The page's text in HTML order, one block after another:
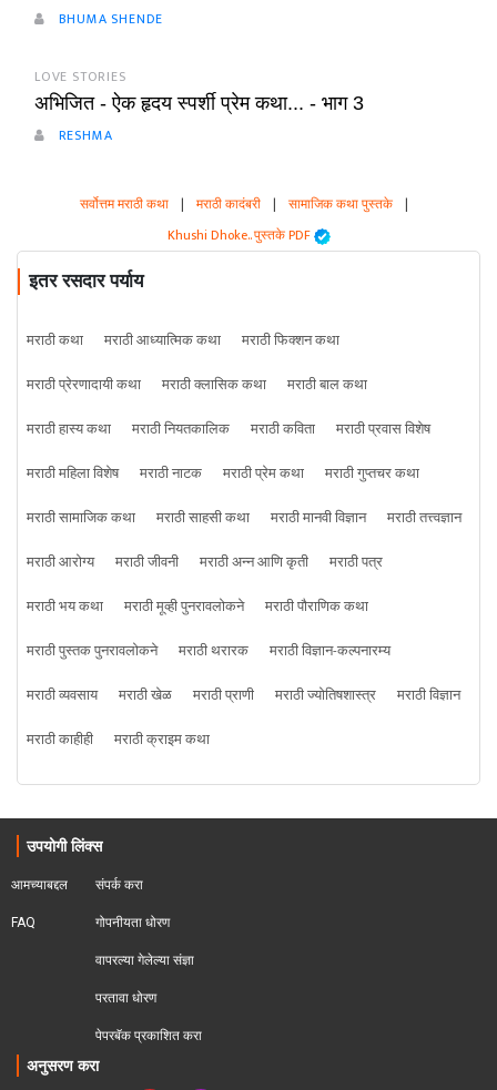
BHUMA SHENDE
LOVE STORIES
अभिजित - ऐक हृदय स्पर्शी प्रेम कथा... - भाग 3
RESHMA
सर्वोत्तम मराठी कथा | मराठी कादंबरी | सामाजिक कथा पुस्तके |
Khushi Dhoke..️️️ पुस्तके PDF
इतर रसदार पर्याय
मराठी कथा मराठी आध्यात्मिक कथा
मराठी फिक्शन कथा
मराठी प्रेरणादायी कथा
मराठी क्लासिक कथा
मराठी बाल कथा
मराठी हास्य कथा
मराठी नियतकालिक मराठी कविता
मराठी प्रवास विशेष
मराठी महिला विशेष
मराठी नाटक मराठी प्रेम कथा
मराठी गुप्तचर कथा
मराठी सामाजिक कथा
मराठी साहसी कथा मराठी मानवी विज्ञान
मराठी तत्त्वज्ञान
मराठी आरोग्य
मराठी जीवनी मराठी अन्न आणि कृती
मराठी पत्र
मराठी भय कथा
मराठी मूव्ही पुनरावलोकने
मराठी पौराणिक कथा
मराठी पुस्तक पुनरावलोकने
मराठी थरारक
मराठी विज्ञान-कल्पनारम्य
मराठी व्यवसाय
मराठी खेळ मराठी प्राणी मराठी ज्योतिषशास्त्र
मराठी विज्ञान
मराठी काहीही
मराठी क्राइम कथा
उपयोगी लिंक्स
आमच्याबद्दल
FAQ
संपर्क करा
गोपनीयता धोरण
वापरल्या गेलेल्या संज्ञा
परतावा धोरण
पेपरबॅक प्रकाशित करा
अनुसरण करा